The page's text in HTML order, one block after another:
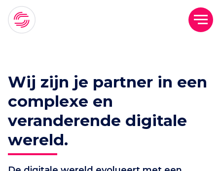
Wij zijn je partner in een
complexe en
veranderende digitale
wereld.